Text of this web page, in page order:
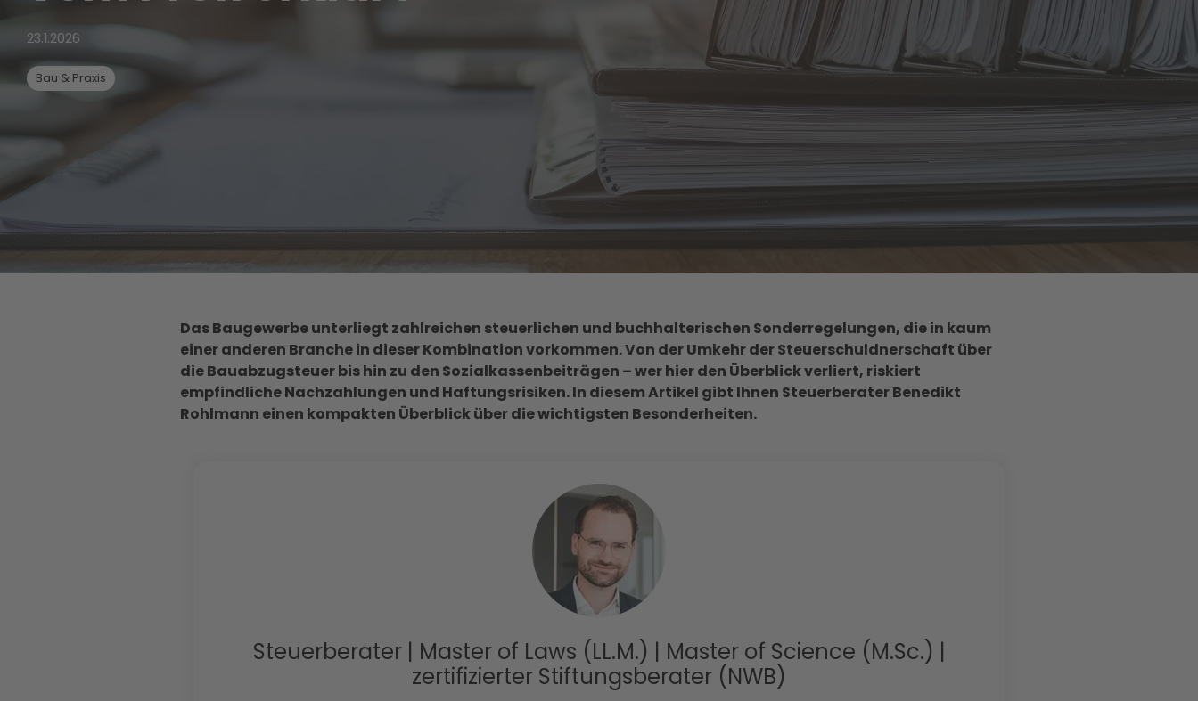
23.1.2026
Bau & Praxis
Das Baugewerbe unterliegt zahlreichen steuerlichen und buchhalterischen Sonderregelungen, die in kaum
einer anderen Branche in dieser Kombination vorkommen. Von der Umkehr der Steuerschuldnerschaft über
die Bauabzugsteuer bis hin zu den Sozialkassenbeiträgen – wer hier den Überblick verliert, riskiert
empfindliche Nachzahlungen und Haftungsrisiken. In diesem Artikel gibt Ihnen Steuerberater Benedikt
Rohlmann einen kompakten Überblick über die wichtigsten Besonderheiten.
Steuerberater | Master of Laws (LL.M.) | Master of Science (M.Sc.) |
zertifizierter Stiftungsberater (NWB)